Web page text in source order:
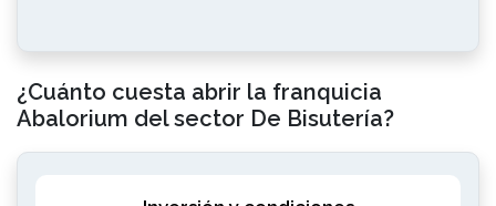
¿Cuánto cuesta abrir la franquicia
Abalorium del sector De Bisutería?